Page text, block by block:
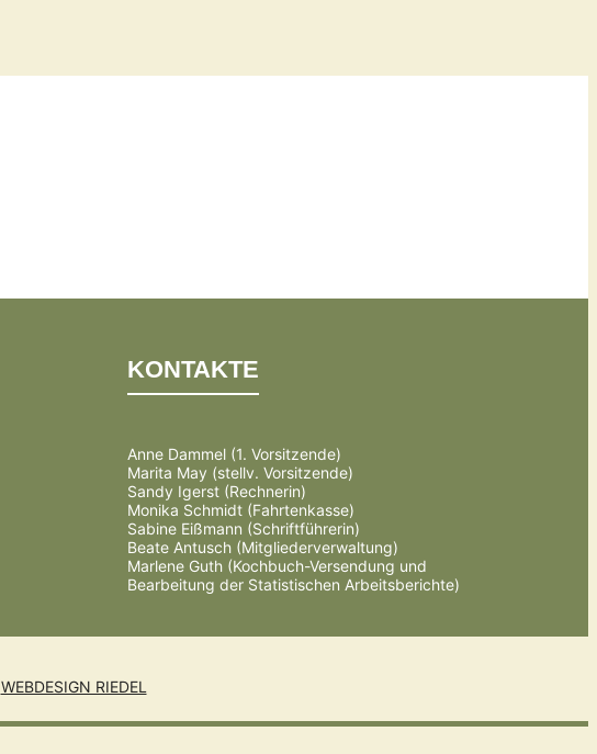
KONTAKTE
Anne Dammel (1. Vorsitzende)
Marita May (stellv. Vorsitzende)
Sandy Igerst (Rechnerin)
Monika Schmidt (Fahrtenkasse)
Sabine Eißmann (Schriftführerin)
Beate Antusch (Mitgliederverwaltung)
Marlene Guth (Kochbuch-Versendung und
Bearbeitung der Statistischen Arbeitsberichte)
WEBDESIGN RIEDEL